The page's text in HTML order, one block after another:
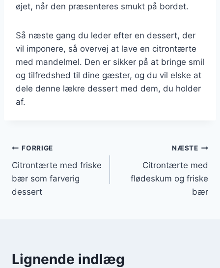
øjet, når den præsenteres smukt på bordet.
Så næste gang du leder efter en dessert, der
vil imponere, så overvej at lave en citrontærte
med mandelmel. Den er sikker på at bringe smil
og tilfredshed til dine gæster, og du vil elske at
dele denne lækre dessert med dem, du holder
af.
Indlægsnavigation
FORRIGE
Citrontærte med friske
bær som farverig
dessert
NÆSTE
Citrontærte med
flødeskum og friske
bær
Lignende indlæg